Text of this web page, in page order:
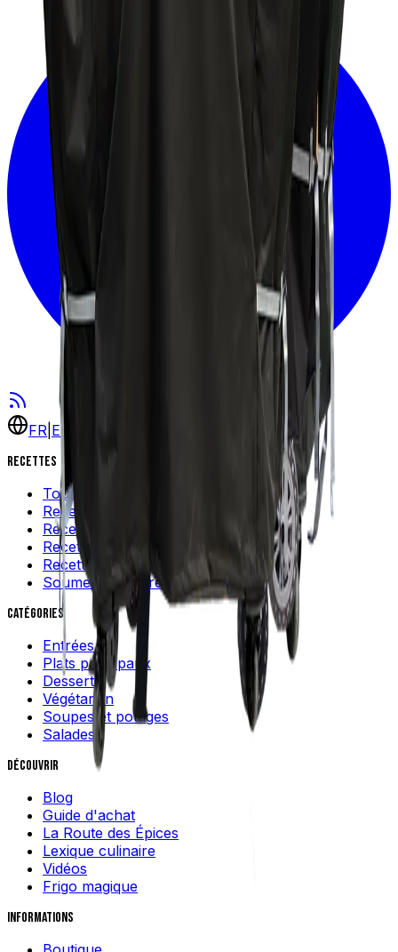
FR EN
Recettes
Toutes les recettes
Recettes populaires
Recettes rapides
Recettes faciles
Recettes québécoises
Soumettre une recette
Catégories
Entrées
Plats principaux
Desserts
Végétarien
Soupes et potages
Salades
Découvrir
Blog
Guide d'achat
La Route des Épices
Lexique culinaire
Vidéos
Frigo magique
Informations